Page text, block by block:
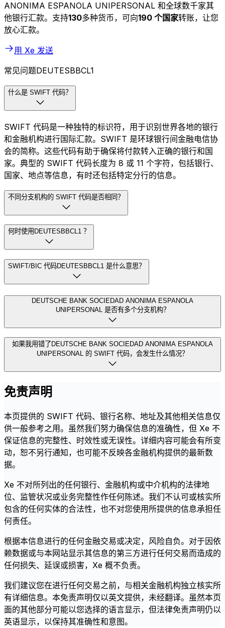
ANONIMA ESPANOLA UNIPERSONAL 和全球数千家其
他银行汇款。支持130多种货币，可向190 个国家转账，让您
放心汇款。
用 Xe 发送
常见问题DEUTESBBCL1
什么是 SWIFT 代码？
SWIFT 代码是一种独特的标识符，用于识别世界各地的银行
和金融机构进行国际汇款。SWIFT 是环球银行间金融电信协
会的简称。这些代码有助于确保将付款转入正确的银行和国
家。典型的 SWIFT 代码长度为 8 或 11 个字符，包括银行、
国家、地点等信息，有时还包括特定分行的信息。
不同分支机构的 SWIFT 代码是否相同？
何时使用DEUTESBBCL1 ？
SWIFT/BIC 代码DEUTESBBCL1 是什么意思？
DEUTSCHE BANK SOCIEDAD ANONIMA ESPANOLA
UNIPERSONAL 是否有多个分支机构？
如果我用错了DEUTSCHE BANK SOCIEDAD ANONIMA ESPANOLA
UNIPERSONAL 的 SWIFT 代码，会发生什么情况？
免责声明
本页提供的 SWIFT 代码、银行名称、地址及其他相关信息仅
供一般参考之用。虽然我们努力确保信息的准确性，但 Xe 不
保证信息的完整性、时效性或无误性。详细内容可能会有所变
动，恕不另行通知，也可能不反映各金融机构提供的最新数
据。
Xe 不对所列出的任何银行、金融机构或中介机构的法律地
位、监管状况或业务完整性作任何陈述。我们不认可或核实所
包含的任何实体的合法性，也不对您使用所提供的信息承担任
何责任。
根据本信息进行的任何金融交易或决定，风险自负。对于因依
赖数据或与本网站显示其信息的第三方进行任何交易而造成的
任何损失、延误或损害，Xe 概不负责。
我们建议您在进行任何交易之前，与相关金融机构独立核实所
有详细信息。本免责声明仅以英文提供，未经翻译。虽然本页
面的其他部分可能以您选择的语言显示，但法律免责声明仍以
英语显示，以保持其准确性和意图。